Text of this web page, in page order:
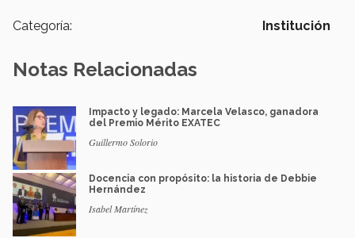
Categoría: Institución
Notas Relacionadas
Impacto y legado: Marcela Velasco, ganadora
del Premio Mérito EXATEC
Guillermo Solorio
Docencia con propósito: la historia de Debbie
Hernández
Isabel Martínez